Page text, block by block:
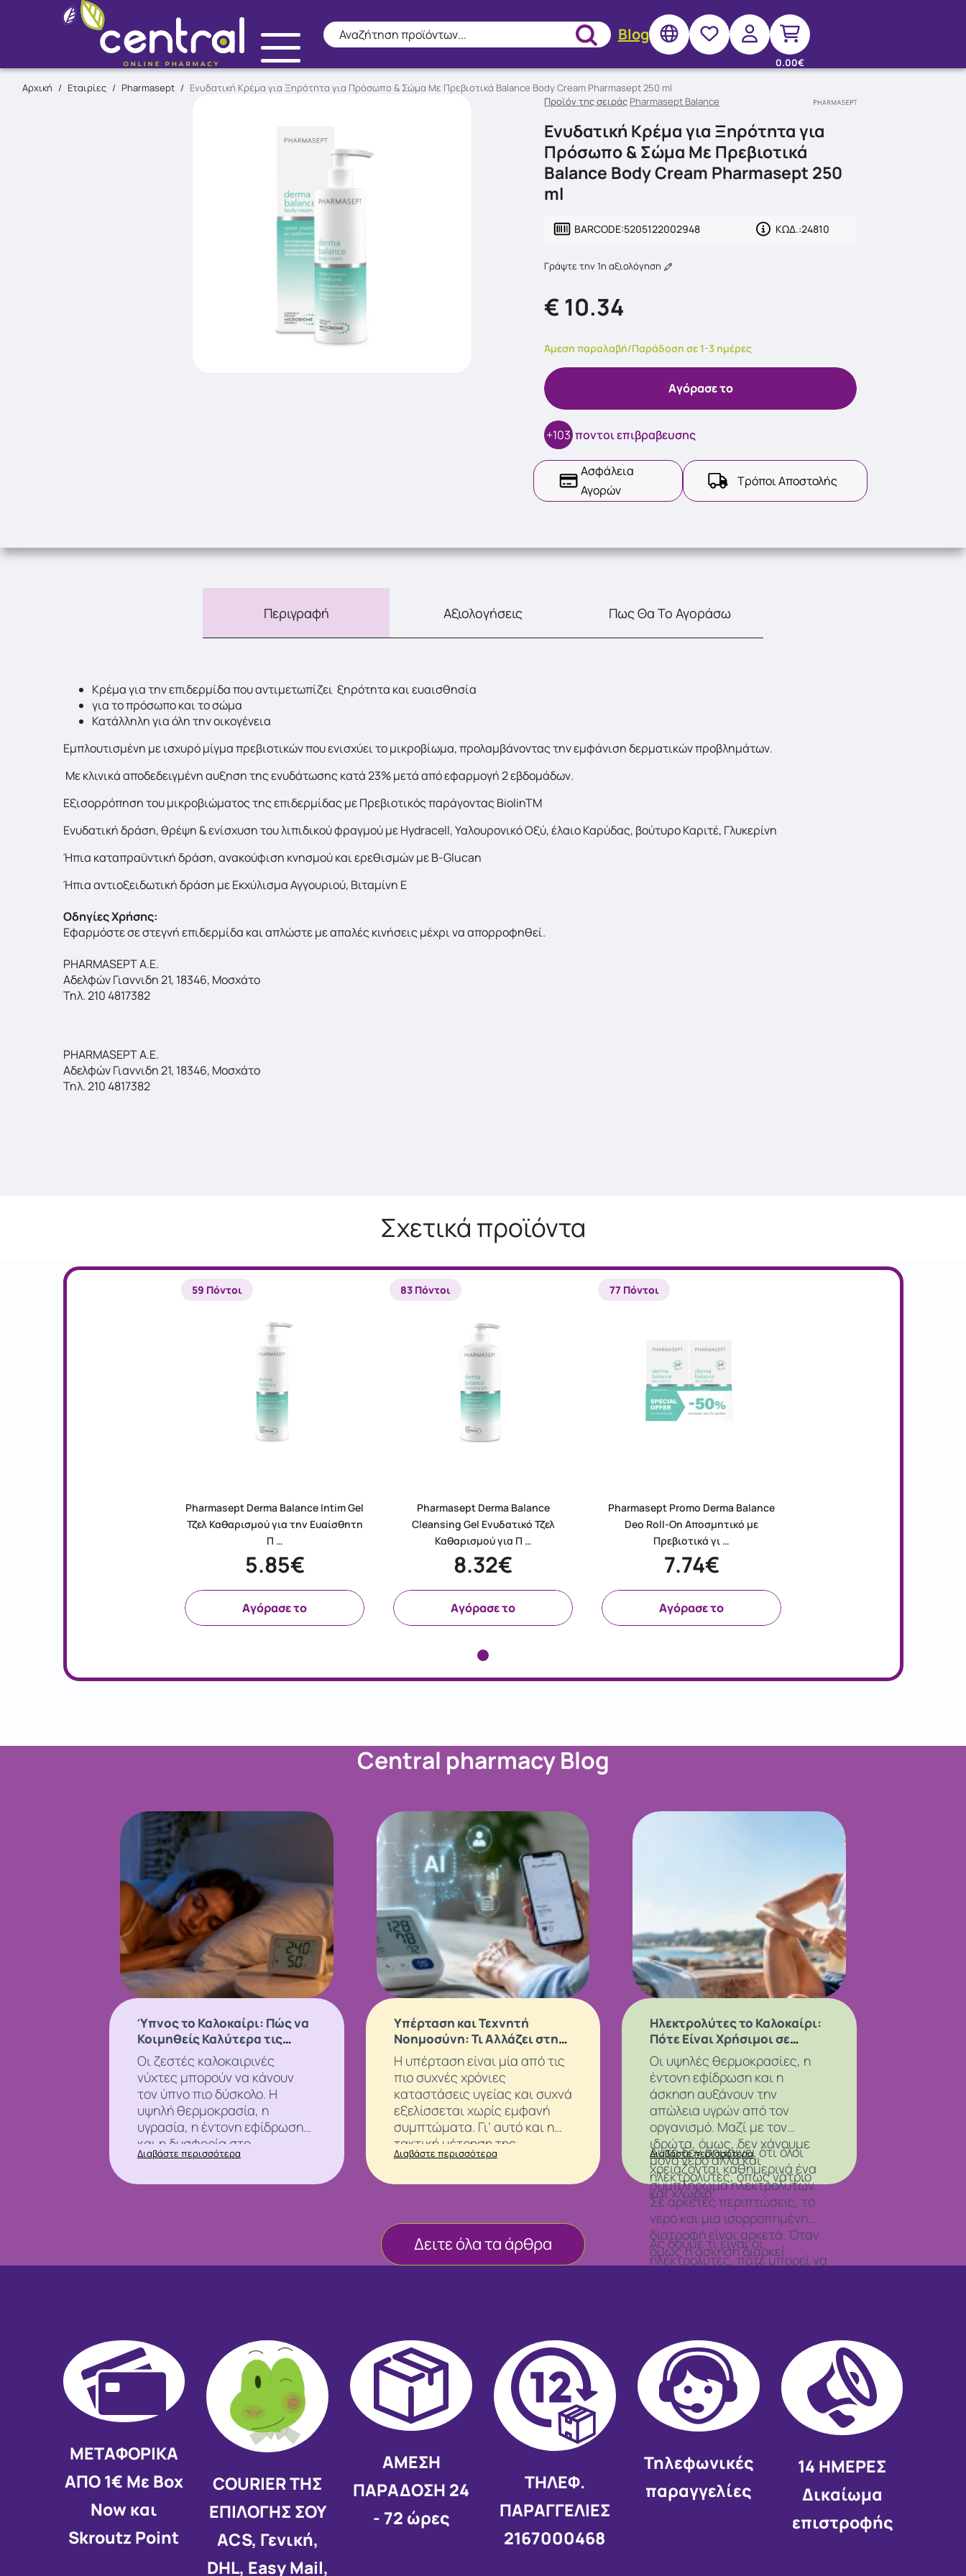
Αναζήτηση προϊόντων... Blog
0.00€
Αρχική / Εταιρίες / Pharmasept / Ενυδατική Κρέμα για Ξηρότητα για Πρόσωπο & Σώμα Με Πρεβιοτικά Balance Body Cream Pharmasept 250 ml
Προϊόν της σειράς Pharmasept Balance
Ενυδατική Κρέμα για Ξηρότητα για
Πρόσωπο & Σώμα Με Πρεβιοτικά
Balance Body Cream Pharmasept 250
ml
BARCODE:5205122002948 ΚΩΔ.:24810
Γράψτε την 1η αξιολόγηση
€ 10.34
Άμεση παραλαβή/Παράδοση σε 1-3 ημέρες
Aγόρασε το
+103 ποντοι επιβραβευσης
Ασφάλεια
Αγορών
Τρόποι Αποστολής
Περιγραφή Αξιολογήσεις Πως Θα Το Αγοράσω
Κρέμα για την επιδερμίδα που αντιμετωπίζει ξηρότητα και ευαισθησία
για το πρόσωπο και το σώμα
Κατάλληλη για όλη την οικογένεια
Εμπλουτισμένη με ισχυρό μίγμα πρεβιοτικών που ενισχύει το μικροβίωμα, προλαμβάνοντας την εμφάνιση δερματικών προβλημάτων.
Με κλινικά αποδεδειγμένη αυξηση της ενυδάτωσης κατά 23% μετά από εφαρμογή 2 εβδομάδων.​
Εξισορρόπηση του μικροβιώματος της επιδερμίδας με Πρεβιοτικός παράγοντας BiolinTM
Ενυδατική δράση, θρέψη & ενίσχυση του λιπιδικού φραγμού με Hydracell, Υαλουρονικό Οξύ, έλαιο Καρύδας, βούτυρο Καριτέ, Γλυκερίνη
Ήπια καταπραϋντική δράση, ανακούφιση κνησμού και ερεθισμών με Β-Glucan
Ήπια αντιοξειδωτική δράση με Εκχύλισμα Αγγουριού, Βιταμίνη Ε
Οδηγίες Χρήσης:
Εφαρμόστε σε στεγνή επιδερμίδα και απλώστε με απαλές κινήσεις μέχρι να απορροφηθεί.
PHARMASEPT A.E.
Αδελφών Γιαννιδη 21, 18346, Μοσχάτο
Τηλ. 210 4817382
PHARMASEPT A.E.
Αδελφών Γιαννιδη 21, 18346, Μοσχάτο
Τηλ. 210 4817382
Σχετικά προϊόντα
59 Πόντοι
Pharmasept Derma Balance Intim Gel
Τζελ Καθαρισμού για την Ευαίσθητη
Π …
5.85€
Aγόρασε το
83 Πόντοι
Pharmasept Derma Balance
Cleansing Gel Ενυδατικό Τζελ
Καθαρισμού για Π …
8.32€
Aγόρασε το
77 Πόντοι
Pharmasept Promo Derma Balance
Deo Roll-On Αποσμητικό με
Πρεβιοτικά γι …
7.74€
Aγόρασε το
Central pharmacy Blog
Ύπνος το Καλοκαίρι: Πώς να
Κοιμηθείς Καλύτερα τις
Ζεστές Νύχτες
Οι ζεστές καλοκαιρινές
νύχτες μπορούν να κάνουν
τον ύπνοπιο δύσκολο. Η
υψηλή θερμοκρασία, η
υγρασία, η έντονη εφίδρωση
και η δυσφορία στο
υπνοδωμάτιο μπορεί να
Διαβάστε περισσότερα
Υπέρταση και Τεχνητή
Νοημοσύνη: Τι Αλλάζει στην
Παρακολούθηση της Πίεσης;
Η υπέρταση είναι μία από τις
πιο συχνές χρόνιες
καταστάσεις υγείας και συχνά
εξελίσσεται χωρίς εμφανή
συμπτώματα. Γι’ αυτό και η
τακτική μέτρηση της
αρτηριακής πίεσης
Διαβάστε περισσότερα
Ηλεκτρολύτες το Καλοκαίρι:
Πότε Είναι Χρήσιμοι σε
Ζέστη και Άσκηση
Οι υψηλές θερμοκρασίες, η
έντονη εφίδρωση και η
άσκηση αυξάνουν την
απώλεια υγρών από τον
οργανισμό. Μαζί με τον
ιδρώτα, όμως, δεν χάνουμε
μόνο νερό αλλά και
ηλεκτρολύτες, όπως νάτριο
και χλώριο.
Αυτό δεν σημαίνει ότι όλοι
χρειάζονται καθημερινά ένα
συμπλήρωμα ηλεκτρολυτών.
Σε αρκετές περιπτώσεις, το
νερό και μια ισορροπημένη
διατροφή είναι αρκετά. Όταν
όμως η άσκηση διαρκεί
αρκετή ώρα, η εφίδρωση είναι
Ας δούμε τι είναι οι
ηλεκτρολύτες, πότε μπορεί να
Διαβάστε περισσότερα
Δειτε όλα τα άρθρα
ΜΕΤΑΦΟΡΙΚΑ
ΑΠΟ 1€ Με Box
Now και
Skroutz Point
COURIER ΤΗΣ
ΕΠΙΛΟΓΗΣ ΣΟΥ
ACS, Γενική,
DHL, Easy Mail,
AMEΣΗ
ΠΑΡΑΔΟΣΗ 24
- 72 ώρες
ΤΗΛΕΦ.
ΠΑΡΑΓΓΕΛΙΕΣ
2167000468
Τηλεφωνικές
παραγγελίες
14 HMEΡΕΣ
Δικαίωμα
επιστροφής